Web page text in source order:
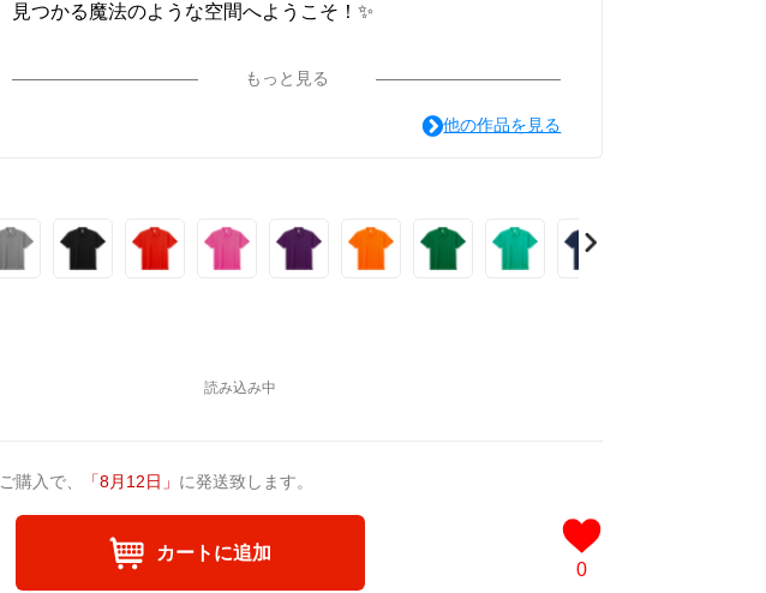
見つかる魔法のような空間へようこそ！✨
もっと見る
他の作品を見る
ご購入で、 「8月12日 」 に発送致します。
カートに追加
0